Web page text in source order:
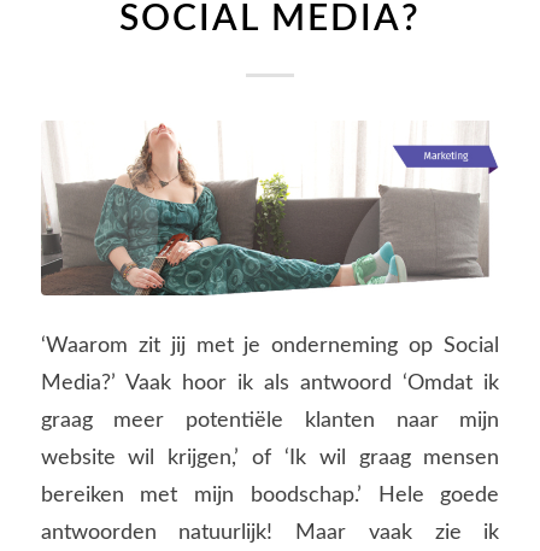
SOCIAL MEDIA?
‘Waarom zit jij met je onderneming op Social
Media?’ Vaak hoor ik als antwoord ‘Omdat ik
graag meer potentiële klanten naar mijn
website wil krijgen,’ of ‘Ik wil graag mensen
bereiken met mijn boodschap.’ Hele goede
antwoorden natuurlijk! Maar vaak zie ik